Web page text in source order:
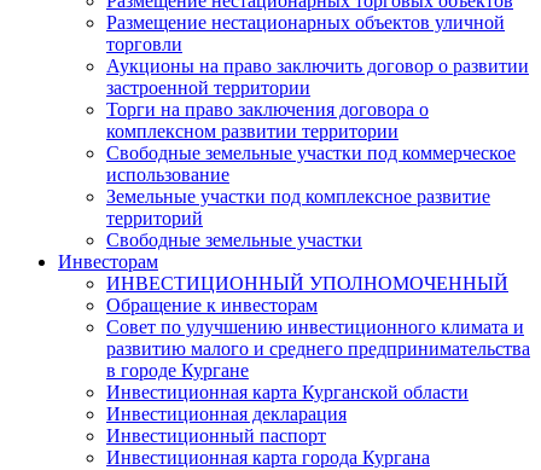
Размещение нестационарных объектов уличной
торговли
Аукционы на право заключить договор о развитии
застроенной территории
Торги на право заключения договора о
комплексном развитии территории
Свободные земельные участки под коммерческое
использование
Земельные участки под комплексное развитие
территорий
Свободные земельные участки
Инвесторам
ИНВЕСТИЦИОННЫЙ УПОЛНОМОЧЕННЫЙ
Обращение к инвесторам
Совет по улучшению инвестиционного климата и
развитию малого и среднего предпринимательства
в городе Кургане
Инвестиционная карта Курганской области
Инвестиционная декларация
Инвестиционный паспорт
Инвестиционная карта города Кургана